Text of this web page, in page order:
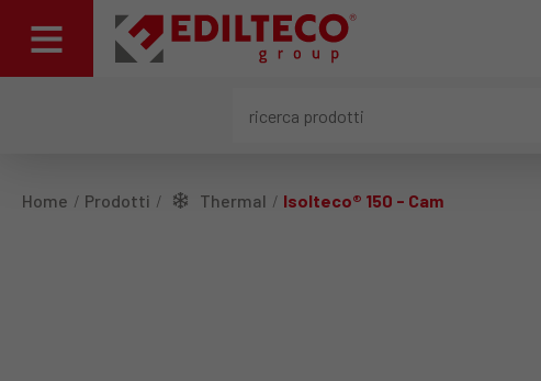
Home Prodotti Thermal Isolteco® 150 - Cam